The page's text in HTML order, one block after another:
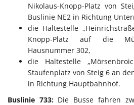
Nikolaus-Knopp-Platz von
Buslinie NE2 in Richtung
die Haltestelle
Knopp-Platz auf die
Hausnummer 302,
die Haltestelle
Staufenplatz von Steig 6 an
in Richtung Hauptbahnhof.
Buslinie 733:Die Busse fahren